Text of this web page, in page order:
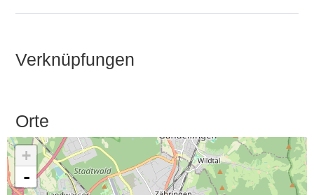
Verknüpfungen
Orte
+
-